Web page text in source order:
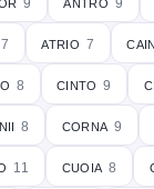
9 9
7 atrio 7
8 cinto 9
8 corna 9
11 cuoia 8